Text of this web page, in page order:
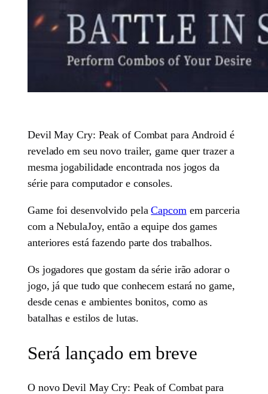
Devil May Cry: Peak of Combat para Android é
revelado em seu novo trailer, game quer trazer a
mesma jogabilidade encontrada nos jogos da
série para computador e consoles.
Game foi desenvolvido pelaCapcom em parceria
com a NebulaJoy, então a equipe dos games
anteriores está fazendo parte dos trabalhos.
Os jogadores que gostam da série irão adorar o
jogo, já que tudo que conhecem estará no game,
desde cenas e ambientes bonitos, como as
batalhas e estilos de lutas.
Será lançado em breve
O novo Devil May Cry: Peak of Combat para